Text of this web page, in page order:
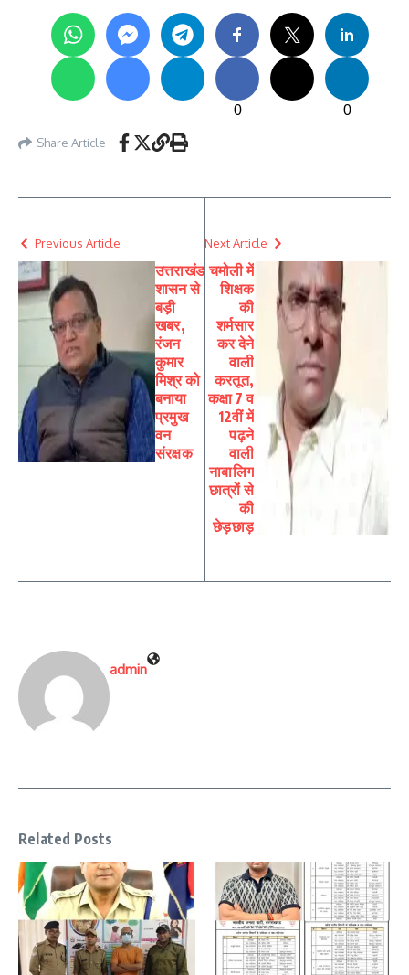
0 0
Share Article
Previous Article
उत्तराखंड
शासन से
बड़ी
खबर,
रंजन
कुमार
मिश्र को
बनाया
प्रमुख
वन
संरक्षक
Next Article
चमोली में
शिक्षक
की
शर्मसार
कर देने
वाली
करतूत,
कक्षा 7 व
12वीं में
पढ़ने
वाली
नाबालिग
छात्रों से
की
छेड़छाड़
admin
Related Posts